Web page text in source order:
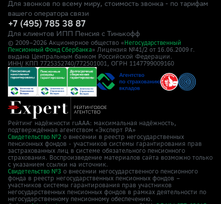
Для звонков по всему миру, стоимость звонка - по тарифам
вашего оператора связи
+7 (495) 785 38 87
Для клиентов ИПП Пенсия с Тинькофф
© 2009–2026 Акционерное общество « Негосударственный
Пенсионный Фонд Сбербанка» Лицензия №41/2 от 16.06.2009 г.
выдана Центральным банком Российской Федерации.
ИНН/ КПП 7725352740/772501001, ОГРН 1147799009160
Рейтинг надёжности ruAAA: максимальная надёжность,
подтверждённая агентством «Эксперт РА»
Свидетельство №2 о внесении в реестр негосударственных
пенсионных фондов - участников системы гарантирования прав
застрахованных лиц в системе обязательного пенсионного
страхования. Воспроизведение материалов сайта возможно только
с указанием ссылки на источник.
Свидетельство №3 о внесении негосударственного пенсионного
фонда в реестр негосударственных пенсионных фондов –
участников системы гарантирования прав участников
негосударственных пенсионных фондов в рамках деятельности по
негосударственному пенсионному обеспечению.